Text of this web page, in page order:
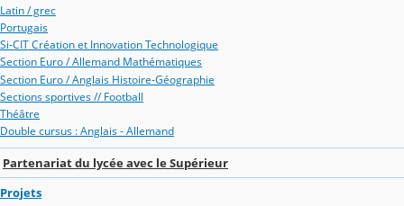
Latin / grec
Portugais
Si-CIT Création et Innovation Technologique
Section Euro / Allemand Mathématiques
Section Euro / Anglais Histoire-Géographie
Sections sportives // Football
Théâtre
Double cursus : Anglais - Allemand
Partenariat du lycée avec le Supérieur
Projets